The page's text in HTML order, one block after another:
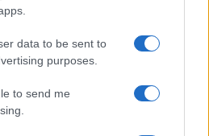
data to be sent to
purposes.
to send me